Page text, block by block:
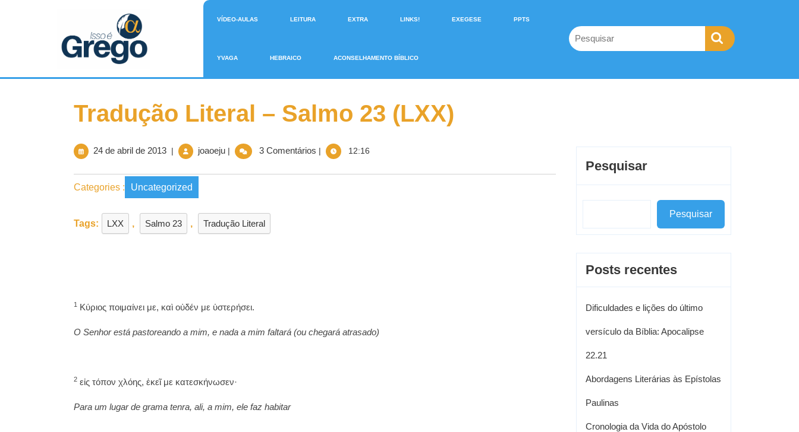
VÍDEO-AULAS LEITURA EXTRA LINKS! EXEGESE PPTS
YVAGA HEBRAICO ACONSELHAMENTO BÍBLICO
Tradução Literal – Salmo 23 (LXX)
24 de abril de 2013 | joaoeju | 3 Comentários | 12:16
Categories : Uncategorized
Tags: LXX , Salmo 23 , Tradução Literal
1 Κύριος ποιμαίνει με, καὶ οὐδέν με ὑστερήσει.
O Senhor está pastoreando a mim, e nada a mim faltará (ou chegará atrasado)
2 εἰς τόπον χλόης, ἐκεῖ με κατεσκήνωσεν·
Para um lugar de grama tenra, ali, a mim, ele faz habitar
Pesquisar
Pesquisar
Posts recentes
Dificuldades e lições do último
versículo da Bíblia: Apocalipse
22.21
Abordagens Literárias às Epístolas
Paulinas
Cronologia da Vida do Apóstolo